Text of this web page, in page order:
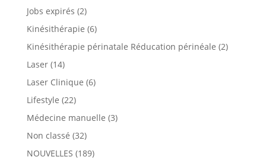
Jobs expirés (2)
Kinésithérapie (6)
Kinésithérapie périnatale Réducation périnéale (2)
Laser(14)
Laser Clinique (6)
Lifestyle (22)
Médecine manuelle (3)
Non classé (32)
NOUVELLES (189)